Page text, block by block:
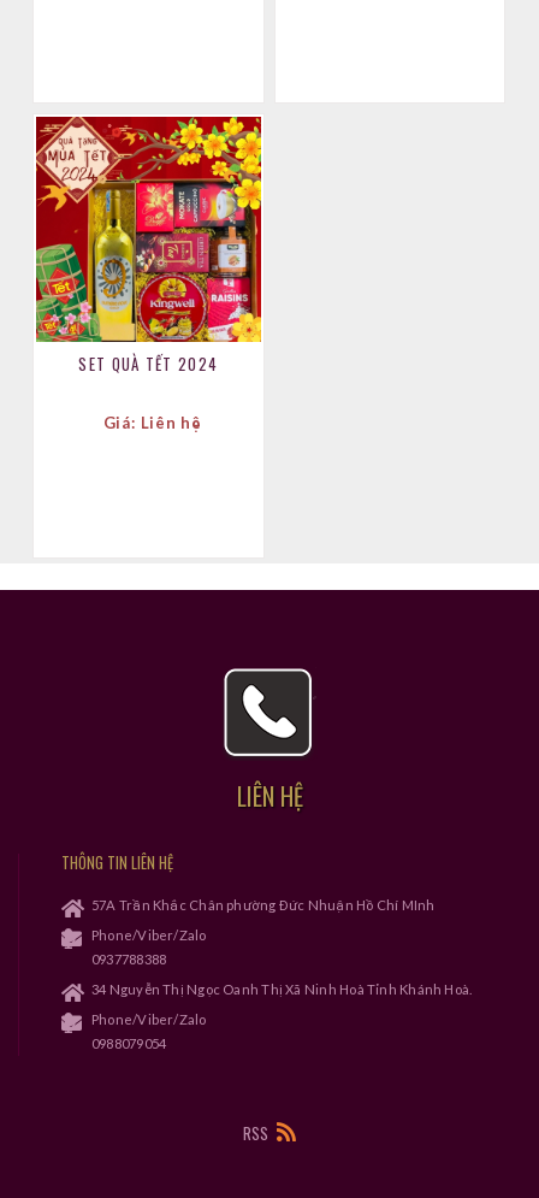
SET QUÀ TẾT 2024
Giá: Liên hệ
LIÊN HỆ
THÔNG TIN LIÊN HỆ
57A Trần Khắc Chân phường Đức Nhuận Hồ Chí MInh
Phone/Viber/Zalo
0937788388
34 Nguyễn Thị Ngọc Oanh Thị Xã Ninh Hoà Tỉnh Khánh Hoà.
Phone/Viber/Zalo
0988079054
RSS